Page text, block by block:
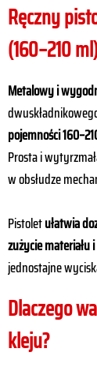
Ręczny
(160–210
Metalowy i
pojemności
Prosta i
w obsłudze
Pistoletułatwia
zużycie materiału
jednostajne
Dlaczego
kleju?